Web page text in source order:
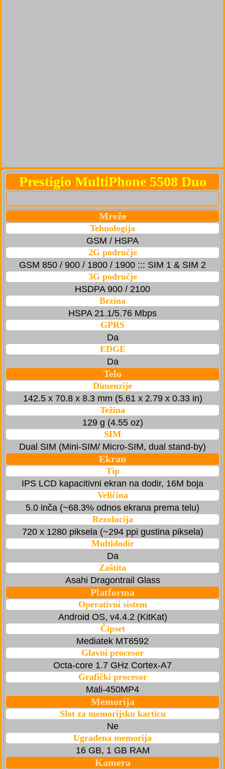
Prestigio MultiPhone 5508 Duo
Mreže
Tehnologija
GSM / HSPA
2G područje
GSM 850 / 900 / 1800 / 1900 ::: SIM 1 & SIM 2
3G područje
HSDPA 900 / 2100
Brzina
HSPA 21.1/5.76 Mbps
GPRS
Da
EDGE
Da
Telo
Dimenzije
142.5 x 70.8 x 8.3 mm (5.61 x 2.79 x 0.33 in)
Težina
129 g (4.55 oz)
SIM
Dual SIM (Mini-SIM/ Micro-SIM, dual stand-by)
Ekran
Tip
IPS LCD kapacitivni ekran na dodir, 16M boja
Veličina
5.0 inča (~68.3% odnos ekrana prema telu)
Rezolucija
720 x 1280 piksela (~294 ppi gustina piksela)
Multidodir
Da
Zaštita
Asahi Dragontrail Glass
Platforma
Operativni sistem
Android OS, v4.4.2 (KitKat)
Čipset
Mediatek MT6592
Glavni procesor
Octa-core 1.7 GHz Cortex-A7
Grafički procesor
Mali-450MP4
Memorija
Slot za memorijsku karticu
Ne
Ugrađena memorija
16 GB, 1 GB RAM
Kamera